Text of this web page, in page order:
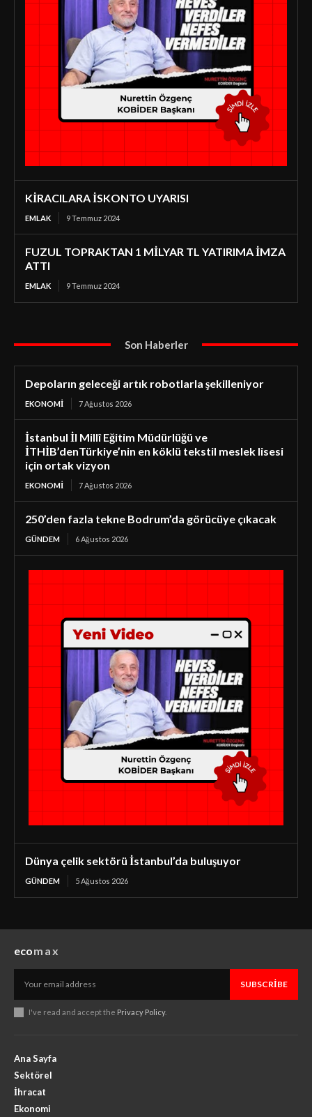
KİRACILARA İSKONTO UYARISI
EMLAK 9 Temmuz 2024
FUZUL TOPRAKTAN 1 MİLYAR TL YATIRIMA İMZA
ATTI
EMLAK 9 Temmuz 2024
Son Haberler
Depoların geleceği artık robotlarla şekilleniyor
EKONOMI 7 Ağustos 2026
İstanbul İl Millî Eğitim Müdürlüğü ve
İTHİB’denTürkiye’nin en köklü tekstil meslek lisesi
için ortak vizyon
EKONOMI 7 Ağustos 2026
250’den fazla tekne Bodrum’da görücüye çıkacak
GÜNDEM 6 Ağustos 2026
Dünya çelik sektörü İstanbul’da buluşuyor
GÜNDEM 5 Ağustos 2026
ecomax
SUBSCRIBE
I've read and accept the Privacy Policy.
Ana Sayfa
Sektörel
İhracat
Ekonomi